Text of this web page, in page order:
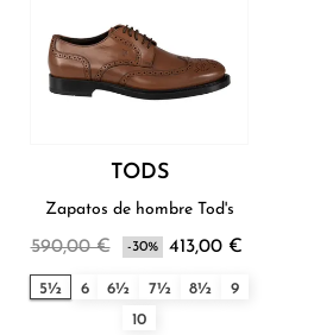
TODS
Zapatos de hombre Tod's
590,00 € -30% 413,00 €
5½ 6 6½ 7½ 8½
9
10